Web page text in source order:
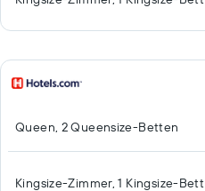
Queen, 2 Queensize-Betten
Kingsize-Zimmer, 1 Kingsize-Bett